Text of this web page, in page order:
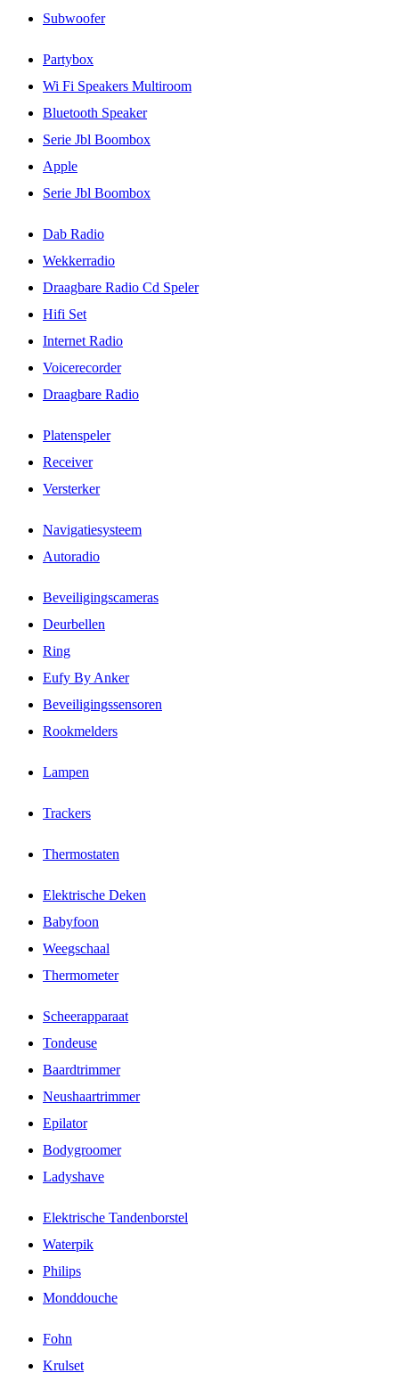
Subwoofer
Partybox
Wi Fi Speakers Multiroom
Bluetooth Speaker
Serie Jbl Boombox
Apple
Serie Jbl Boombox
Dab Radio
Wekkerradio
Draagbare Radio Cd Speler
Hifi Set
Internet Radio
Voicerecorder
Draagbare Radio
Platenspeler
Receiver
Versterker
Navigatiesysteem
Autoradio
Beveiligingscameras
Deurbellen
Ring
Eufy By Anker
Beveiligingssensoren
Rookmelders
Lampen
Trackers
Thermostaten
Elektrische Deken
Babyfoon
Weegschaal
Thermometer
Scheerapparaat
Tondeuse
Baardtrimmer
Neushaartrimmer
Epilator
Bodygroomer
Ladyshave
Elektrische Tandenborstel
Waterpik
Philips
Monddouche
Fohn
Krulset